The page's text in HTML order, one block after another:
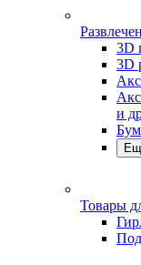
3D
3D
и
Товары